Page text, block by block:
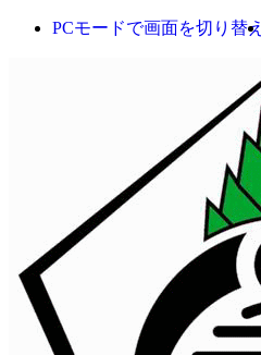
PCモードで画面を切り替え